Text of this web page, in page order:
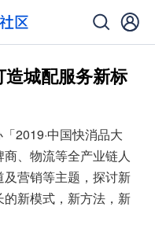
城配服务新标
2019·中国快消品大
、物流等全产业链人
营销等主题，探讨新
新模式，新方法，新